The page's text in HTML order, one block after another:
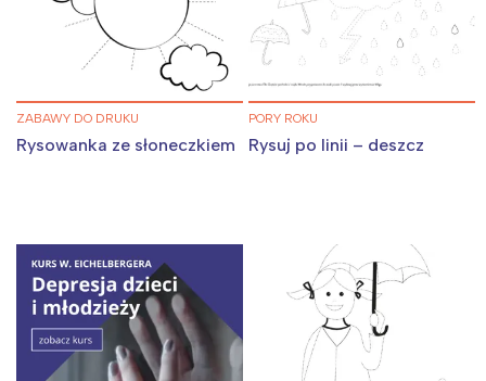
ZABAWY DO DRUKU
Rysowanka ze słoneczkiem
PORY ROKU
Rysuj po linii – deszcz